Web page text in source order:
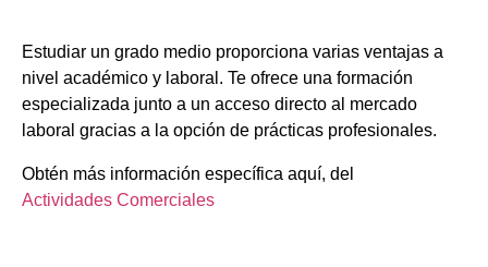
Estudiar un grado medio proporciona varias ventajas a
nivel académico y laboral. Te ofrece una formación
especializada junto a un acceso directo al mercado
laboral gracias a la opción de prácticas profesionales.
Obtén más información específica aquí, del
Actividades Comerciales